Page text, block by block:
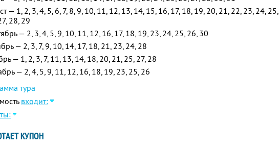
— 1, 2, 3, 4, 5, 6, 7, 8, 9, 10, 11, 12, 13, 14, 15, 16, 17, 18, 19, 20, 21, 22, 23, 24, 25,
28, 29
— 2, 3, 4, 5, 9, 10, 11, 12, 16, 17, 18, 19, 23, 24, 25, 26, 30
— 2, 3, 7, 9, 10, 14, 17, 18, 21, 23, 24, 28
— 1, 2, 3, 7, 11, 13, 14, 18, 20, 21, 25, 27, 28
— 2, 4, 5, 9, 11, 12, 16, 18, 19, 23, 25, 26
тура
входит:
КУПОН